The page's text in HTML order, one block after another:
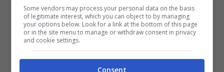
ferretti o ganci in metallo che possano creare
dolore e le cuciture sono ben nascoste in
modo da non portare ad inutili irritazioni.
Un progetto pensato e portato avanti da una
Some vendors may process your personal data on the basis
of legitimate interest, which you can object to by managing
your options below. Look for a link at the bottom of this page
or in the site menu to manage or withdraw consent in privacy
and cookie settings.
Consent